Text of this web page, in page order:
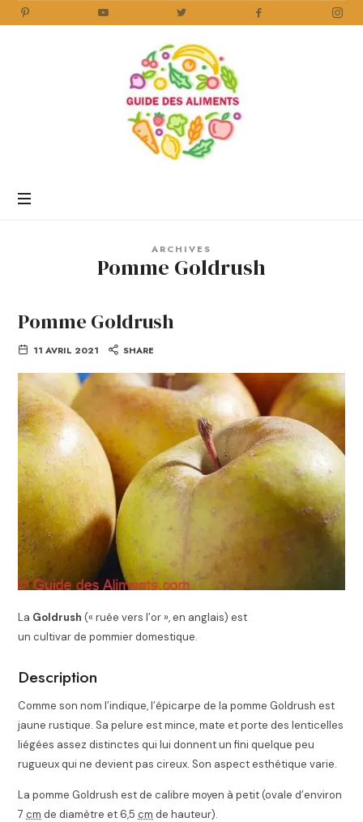
Aliments
ARCHIVES
Pomme Goldrush
Pomme Goldrush
11 AVRIL 2021 SHARE
La Goldrush (« ruée vers l’or », en anglais) est
un cultivar de pommier domestique.
Description
Comme son nom l’indique, l’épicarpe de la pomme Goldrush est
jaune rustique. Sa pelure est mince, mate et porte des lenticelles
liégées assez distinctes qui lui donnent un fini quelque peu
rugueux qui ne devient pas cireux. Son aspect esthétique varie.
La pomme Goldrush est de calibre moyen à petit (ovale d’environ
7cm de diamètre et 6,5cm de hauteur).